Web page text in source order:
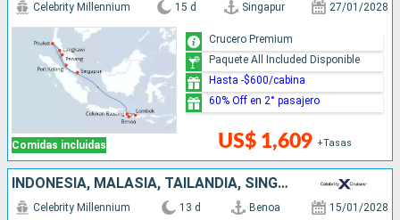
Comidas incluidas
Celebrity Millennium 15 d Singapur 27/01/2028
US$ 1,609 +Tasas
Crucero Premium
Paquete All Included Disponible
Hasta -$600/cabina
60% Off en 2° pasajero
INDONESIA, MALASIA, TAILANDIA, SINGAPUR
Celebrity Millennium 13 d Benoa 15/01/2028